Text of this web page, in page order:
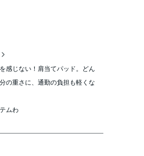
感じない！肩当てパッド。どん
の重さに、通勤の負担も軽くな
ムわ